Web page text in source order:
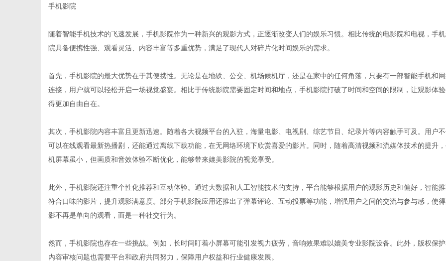
手机影院
随着智能手机技术的飞速发展，手机影院作为一种新兴的观影方式，正逐渐改变人们的娱乐习惯。相比传统的电影院和电视，手
院具备便携性强、观看灵活、内容丰富等多重优势，满足了现代人对碎片化时间娱乐的需求。
首先，手机影院的最大优势在于其便携性。无论是在地铁、公交、机场候机厅，还是在家中的任何角落，只要有一部智能手机和
连接，用户就可以轻松开启一场视觉盛宴。相比于传统影院需要固定时间和地点，手机影院打破了时间和空间的限制，让观影体
得更加自由自在。
其次，手机影院内容丰富且更新迅速。随着各大视频平台的入驻，海量电影、电视剧、综艺节目、纪录片等内容触手可及。用户
可以在线观看最新热播剧，还能通过离线下载功能，在无网络环境下欣赏喜爱的影片。同时，随着高清视频和流媒体技术的提升
机屏幕虽小，但画质和音效体验不断优化，能够带来媲美影院的视觉享受。
此外，手机影院还注重个性化推荐和互动体验。通过大数据和人工智能技术的支持，平台能够根据用户的观影历史和偏好，智能
符合口味的影片，提升观影满意度。部分手机影院应用还推出了弹幕评论、互动投票等功能，增强用户之间的交流与参与感，使
影不再是单向的观看，而是一种社交行为。
然而，手机影院也存在一些挑战。例如，长时间盯着小屏幕可能引发视力疲劳，音响效果难以媲美专业影院设备。此外，版权保
内容审核问题也需要平台和政府共同努力，保障用户权益和行业健康发展。